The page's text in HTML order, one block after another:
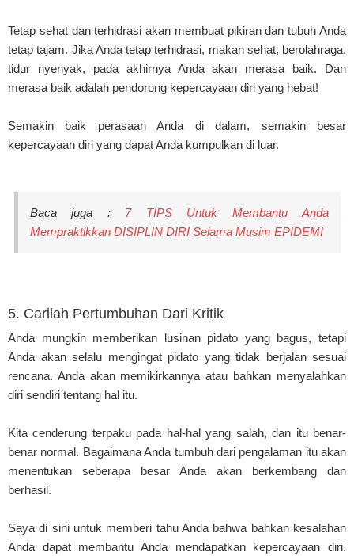
Tetap sehat dan terhidrasi akan membuat pikiran dan tubuh Anda
tetap tajam. Jika Anda tetap terhidrasi, makan sehat, berolahraga,
tidur nyenyak, pada akhirnya Anda akan merasa baik. Dan
merasa baik adalah pendorong kepercayaan diri yang hebat!
Semakin baik perasaan Anda di dalam, semakin besar
kepercayaan diri yang dapat Anda kumpulkan di luar.
Baca juga : 7 TIPS Untuk Membantu Anda
Mempraktikkan DISIPLIN DIRI Selama Musim EPIDEMI
5. Carilah Pertumbuhan Dari Kritik
Anda mungkin memberikan lusinan pidato yang bagus, tetapi
Anda akan selalu mengingat pidato yang tidak berjalan sesuai
rencana. Anda akan memikirkannya atau bahkan menyalahkan
diri sendiri tentang hal itu.
Kita cenderung terpaku pada hal-hal yang salah, dan itu benar-
benar normal. Bagaimana Anda tumbuh dari pengalaman itu akan
menentukan seberapa besar Anda akan berkembang dan
berhasil.
Saya di sini untuk memberi tahu Anda bahwa bahkan kesalahan
Anda dapat membantu Anda mendapatkan kepercayaan diri.